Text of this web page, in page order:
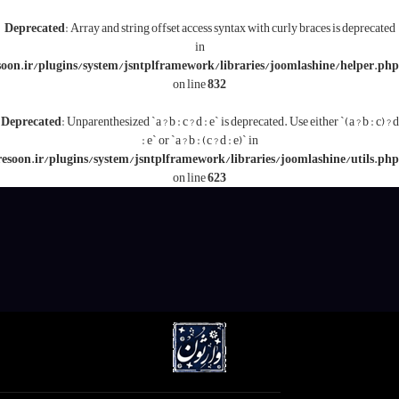
Deprecated: Array and string offset access syntax with
/www/wwwroot/varesoon.ir/plugins/system/jsntplframework/libraries/
Deprecated: Unparenthesized `a ? b : c ? d : e` is
/www/wwwroot/varesoon.ir/plugins/system/jsntplframework/